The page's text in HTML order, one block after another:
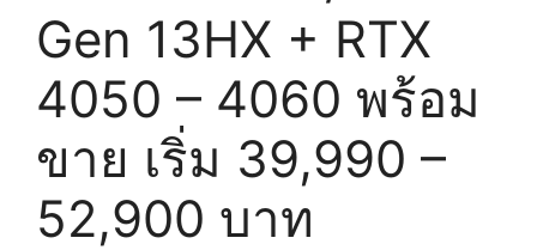
Gen 13HX + RTX
4050 – 4060 พร้อม
ขาย เริ่ม 39,990 –
52,900 บาท